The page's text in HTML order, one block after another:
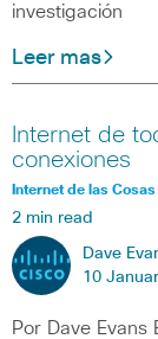
investigación
Leer mas
Internet de
conexiones
Internet de las Cosas
2 min read
Dave
10
Por Dave